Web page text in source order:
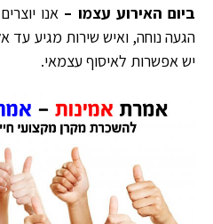
ביום האירוע עצמו – אנו
הגעה נוחה, ואיש שירות מגיע עד
יש אפשרות לאיסוף עצמאי.